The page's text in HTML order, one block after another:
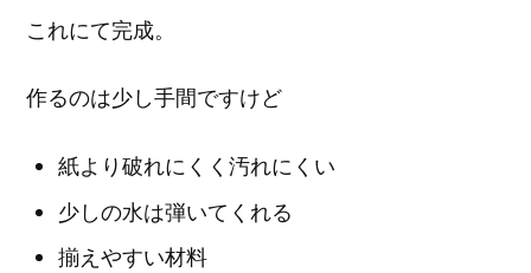
これにて完成。
作るのは少し手間ですけど
紙より破れにくく汚れにくい
少しの水は弾いてくれる
揃えやすい材料